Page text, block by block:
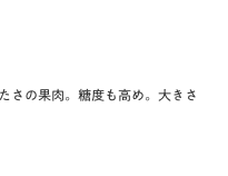
さの果肉。糖度も高め。大きさ